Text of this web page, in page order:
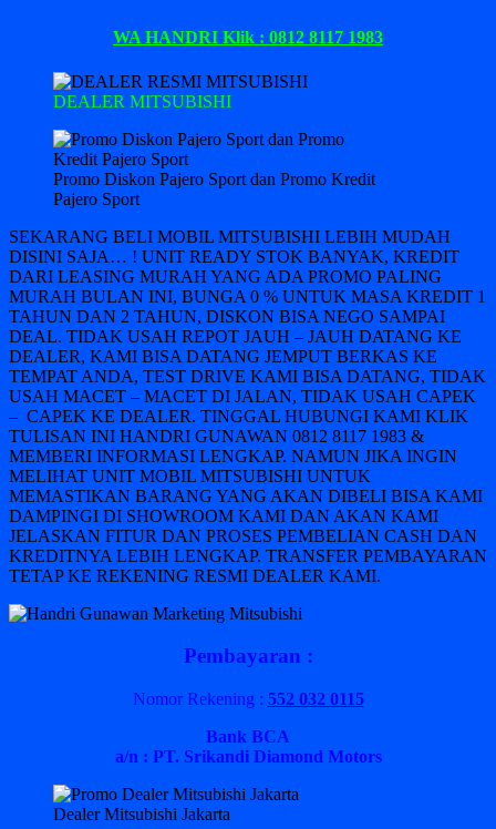
WA HANDRI Klik : 0812 8117 1983
DEALER MITSUBISHI
Promo Diskon Pajero Sport dan Promo Kredit
Pajero Sport
SEKARANG BELI MOBIL MITSUBISHI LEBIH MUDAH
DISINI SAJA… ! UNIT READY STOK BANYAK, KREDIT
DARI LEASING MURAH YANG ADA PROMO PALING
MURAH BULAN INI, BUNGA 0 % UNTUK MASA KREDIT 1
TAHUN DAN 2 TAHUN, DISKON BISA NEGO SAMPAI
DEAL. TIDAK USAH REPOT JAUH – JAUH DATANG KE
DEALER, KAMI BISA DATANG JEMPUT BERKAS KE
TEMPAT ANDA, TEST DRIVE KAMI BISA DATANG, TIDAK
USAH MACET – MACET DI JALAN, TIDAK USAH CAPEK
– CAPEK KE DEALER. TINGGAL HUBUNGI KAMI KLIK
TULISAN INI HANDRI GUNAWAN 0812 8117 1983 &
MEMBERI INFORMASI LENGKAP. NAMUN JIKA INGIN
MELIHAT UNIT MOBIL MITSUBISHI UNTUK
MEMASTIKAN BARANG YANG AKAN DIBELI BISA KAMI
DAMPINGI DI SHOWROOM KAMI DAN AKAN KAMI
JELASKAN FITUR DAN PROSES PEMBELIAN CASH DAN
KREDITNYA LEBIH LENGKAP. TRANSFER PEMBAYARAN
TETAP KE REKENING RESMI DEALER KAMI.
Pembayaran :
Nomor Rekening : 552 032 0115
Bank BCA
a/n : PT. Srikandi Diamond Motors
Dealer Mitsubishi Jakarta